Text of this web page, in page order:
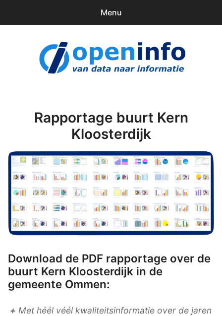
Menu
Downloads
Rapportage buurt Kern
Kloosterdijk
Download de PDF rapportage over de
buurt Kern Kloosterdijk in de
gemeente Ommen:
+ Met héél véél kwaliteitsinformatie over de jaren